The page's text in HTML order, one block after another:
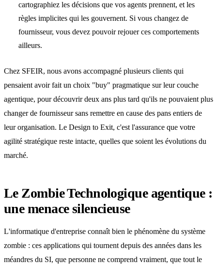
cartographiez les décisions que vos agents prennent, et les
règles implicites qui les gouvernent. Si vous changez de
fournisseur, vous devez pouvoir rejouer ces comportements
ailleurs.
Chez SFEIR, nous avons accompagné plusieurs clients qui
pensaient avoir fait un choix "buy" pragmatique sur leur couche
agentique, pour découvrir deux ans plus tard qu'ils ne pouvaient plus
changer de fournisseur sans remettre en cause des pans entiers de
leur organisation. Le Design to Exit, c'est l'assurance que votre
agilité stratégique reste intacte, quelles que soient les évolutions du
marché.
Le Zombie Technologique agentique :
une menace silencieuse
L'informatique d'entreprise connaît bien le phénomène du système
zombie : ces applications qui tournent depuis des années dans les
méandres du SI, que personne ne comprend vraiment, que tout le